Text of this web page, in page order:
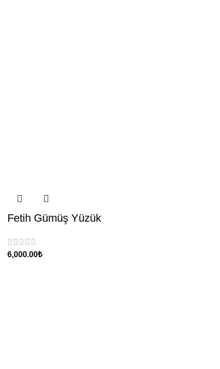
Fetih Gümüş Yüzük
₺